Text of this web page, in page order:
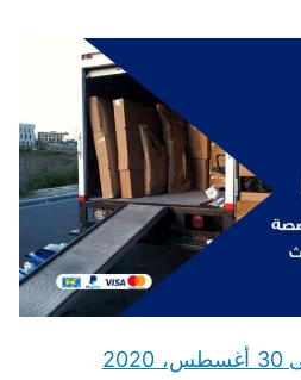
30 أغسطس، 2020